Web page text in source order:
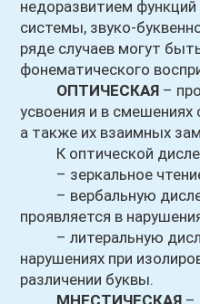
недоразвитием
системы, звуко-
ряде случаев могут
фонематического
ОПТИЧЕСКАЯ –
усвоения и в смешениях
а также их взаимных
К оптической
– зеркальное
– вербальную
проявляется в
– литеральную
нарушениях при
различении буквы.
МНЕСТИЧЕСКАЯ –